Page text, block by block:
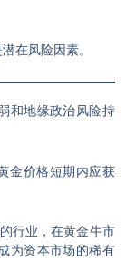
在风险因素。
和地缘政治风险持
金价格短期内应获
业，在黄金牛市
为资本市场的稀有